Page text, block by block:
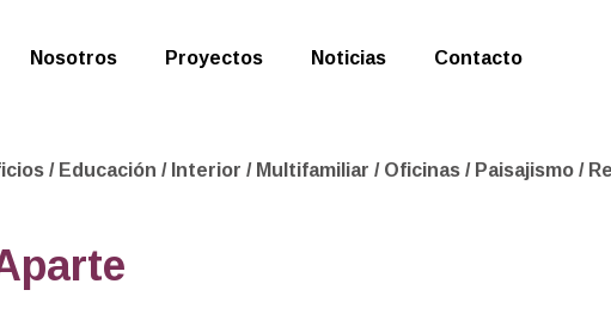
Nosotros Proyectos Noticias Contacto
/ Educación / Interior / Multifamiliar / Oficinas / Paisajismo /